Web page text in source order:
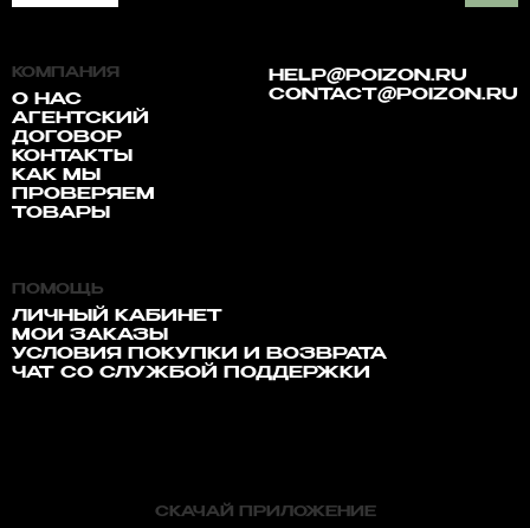
КОМПАНИЯ
О НАС
АГЕНТСКИЙ
ДОГОВОР
КОНТАКТЫ
КАК МЫ
ПРОВЕРЯЕМ
ТОВАРЫ
HELP@POIZON.RU
CONTACT@POIZON.RU
ПОМОЩЬ
ЛИЧНЫЙ КАБИНЕТ
МОИ ЗАКАЗЫ
УСЛОВИЯ ПОКУПКИ И ВОЗВРАТА
ЧАТ СО СЛУЖБОЙ ПОДДЕРЖКИ
СКАЧАЙ ПРИЛОЖЕНИЕ